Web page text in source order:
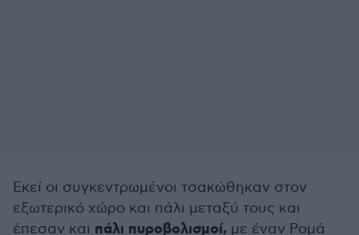
Εκεί οι συγκεντρωμένοι τσακώθηκαν στον
εξωτερικό χώρο και πάλι μεταξύ τους και
έπεσαν και πάλι πυροβολισμοί, με έναν Ρομά